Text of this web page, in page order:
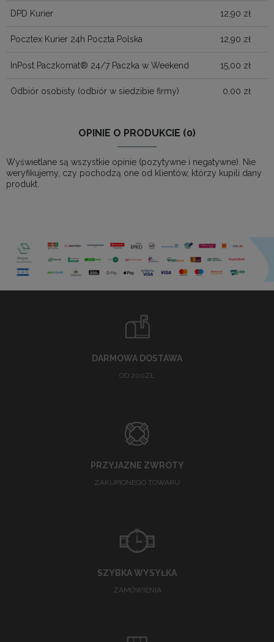
DPD Kurier 12,90 zł
Pocztex Kurier 24h Poczta Polska 12,90 zł
InPost Paczkomat® 24/7 Paczka w Weekend 15,00 zł
Odbiór osobisty (odbiór w siedzibie firmy) 0,00 zł
OPINIE O PRODUKCIE (0)
Wyświetlane są wszystkie opinie (pozytywne i negatywne). Nie
weryfikujemy, czy pochodzą one od klientów, którzy kupili dany
produkt.
DARMOWA DOSTAWA
OD 200ZŁ
PRZYJAZNE ZWROTY
ZAKUPIONEGO TOWARU
SZYBKA WYSYŁKA
ZAMÓWIENIA